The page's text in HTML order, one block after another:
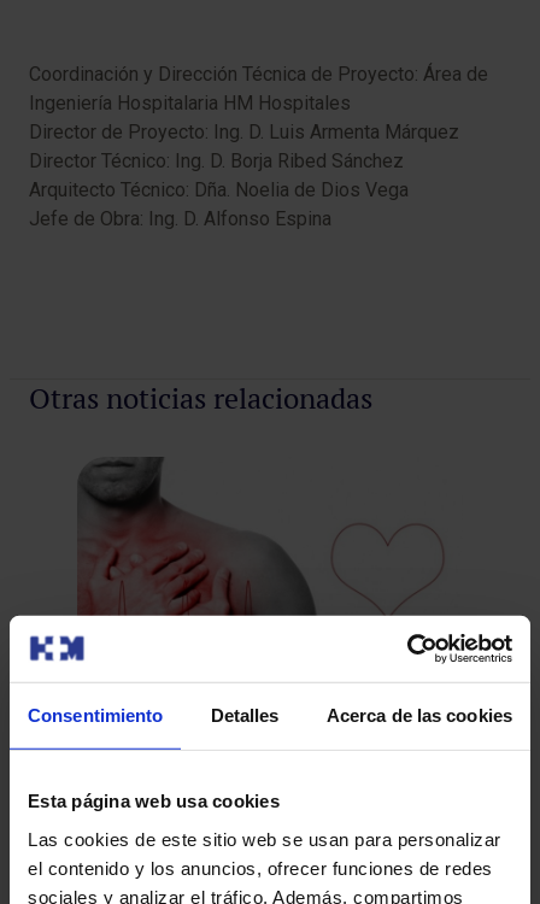
Consentimiento Detalles Acerca de las cookies
Esta página web usa cookies
Las cookies de este sitio web se usan para personalizar
el contenido y los anuncios, ofrecer funciones de redes
sociales y analizar el tráfico. Además, compartimos
Coordinación y Dirección Técnica de Proyecto: Área de
Ingeniería Hospitalaria HM Hospitales
Director de Proyecto: Ing. D. Luis Armenta Márquez
Director Técnico: Ing. D. Borja Ribed Sánchez
Arquitecto Técnico: Dña. Noelia de Dios Vega
Jefe de Obra: Ing. D. Alfonso Espina
Otras noticias relacionadas
Protege tu corazón con el Programa
Las enfermedades cardiovasculares son la principal
causa de muerte en todo el mundo. Detrás se encuentra
el incremento d…